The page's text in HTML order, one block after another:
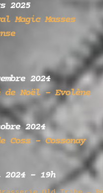
2025
Magic Masses
2024
de Noël – Evolène
2024
Coss – Cossonay
2024 – 19h